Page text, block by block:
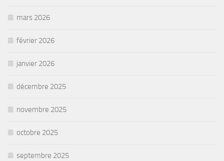
mars 2026
février 2026
janvier 2026
décembre 2025
novembre 2025
octobre 2025
septembre 2025